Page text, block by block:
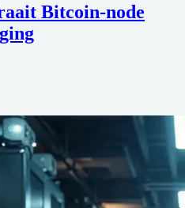
Bitcoin-node